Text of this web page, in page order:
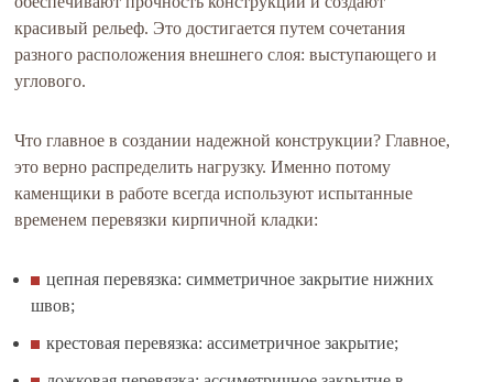
красивый рельеф. Это достигается путем сочетания
разного расположения внешнего слоя: выступающего и
углового.
Что главное в создании надежной конструкции? Главное,
это верно распределить нагрузку. Именно потому
каменщики в работе всегда используют испытанные
временем перевязки кирпичной кладки:
цепная перевязка: симметричное закрытие нижних
швов;
крестовая перевязка: ассиметричное закрытие;